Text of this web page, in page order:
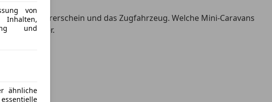
von
Inhalten,
und
ähnliche
den Führerschein und das Zugfahrzeug. Welche Mini-Caravans
du hier.